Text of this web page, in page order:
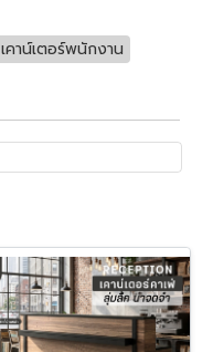
เคาน์เตอร์พนักงาน